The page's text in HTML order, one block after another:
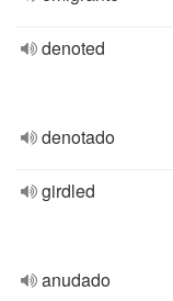
denoted
denotado
girdled
anudado